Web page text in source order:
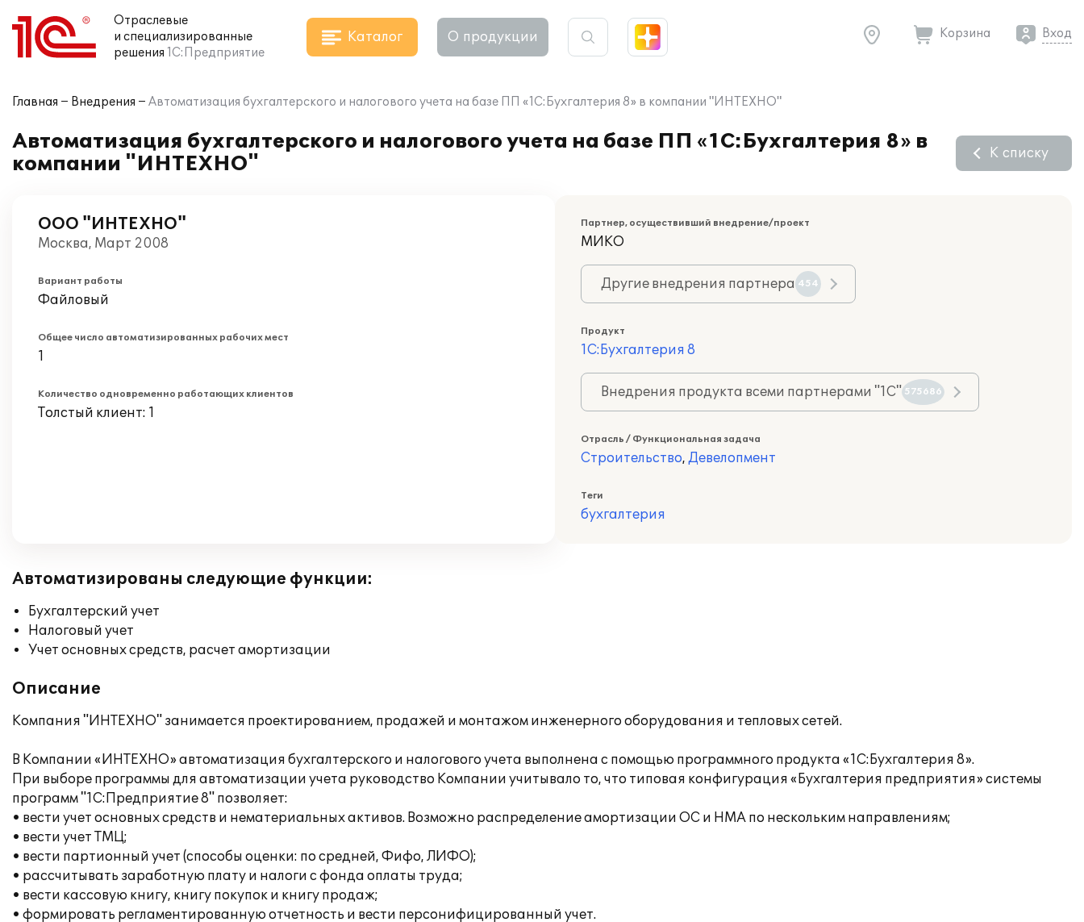
Отраслевые
и специализированные
решения 1С:Предприятие
Каталог О продукции Корзина Вход
Главная Внедрения Автоматизация бухгалтерского и налогового учета на базе ПП «1С:Бухгалтерия 8» в компании "ИНТЕХНО"
Автоматизация бухгалтерского и налогового учета на базе ПП «1С:Бухгалтерия 8» в
компании "ИНТЕХНО"
К списку
ООО "ИНТЕХНО"
Москва, Март 2008
Вариант работы
Файловый
Общее число автоматизированных рабочих мест
1
Количество одновременно работающих клиентов
Толстый клиент: 1
Партнер, осуществивший внедрение/проект
МИКО
Другие внедрения партнера 454
Продукт
1С:Бухгалтерия 8
Внедрения продукта всеми партнерами "1С" 575686
Отрасль / Функциональная задача
Строительство, Девелопмент
Теги
бухгалтерия
Автоматизированы следующие функции:
Бухгалтерский учет
Налоговый учет
Учет основных средств, расчет амортизации
Описание
Компания "ИНТЕХНО" занимается проектированием, продажей и монтажом инженерного оборудования и тепловых сетей.
В Компании «ИНТЕХНО» автоматизация бухгалтерского и налогового учета выполнена с помощью программного продукта «1С:Бухгалтерия 8».
При выборе программы для автоматизации учета руководство Компании учитывало то, что типовая конфигурация «Бухгалтерия предприятия» системы
программ "1С:Предприятие 8" позволяет:
• вести учет основных средств и нематериальных активов. Возможно распределение амортизации ОС и НМА по нескольким направлениям;
• вести учет ТМЦ;
• вести партионный учет (способы оценки: по средней, Фифо, ЛИФО);
• рассчитывать заработную плату и налоги с фонда оплаты труда;
• вести кассовую книгу, книгу покупок и книгу продаж;
• формировать регламентированную отчетность и вести персонифицированный учет.